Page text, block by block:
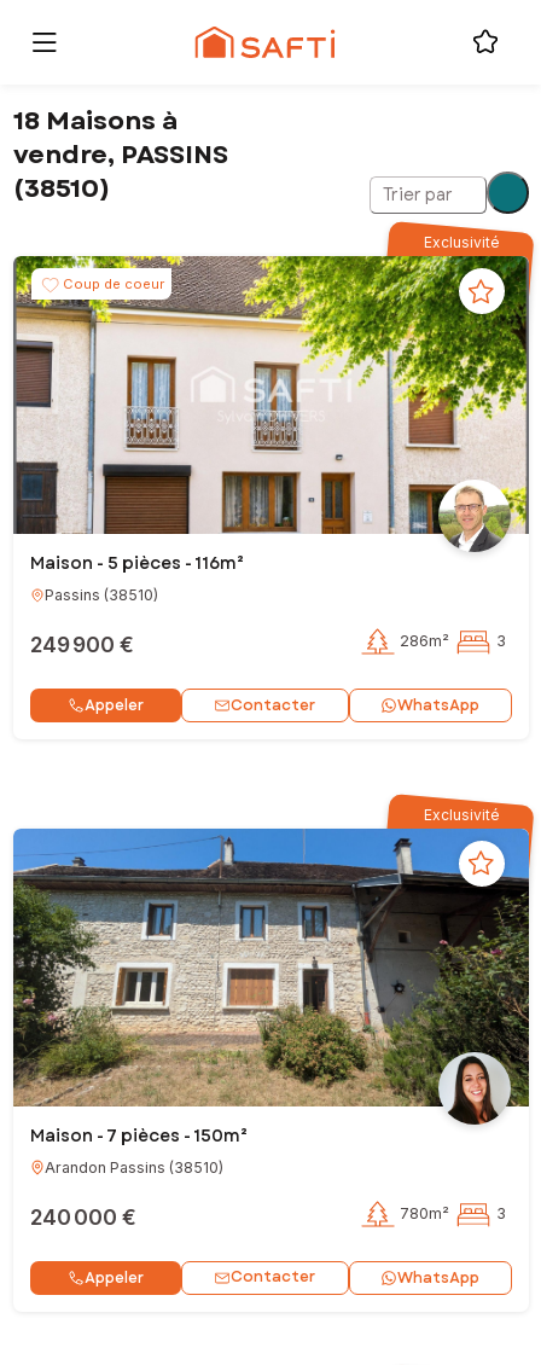
18 Maisons à
vendre, PASSINS
(38510)
Trier par
Exclusivité
Coup de coeur
Maison - 5 pièces - 116m²
Passins (38510)
249 900 € 286m² 3
Appeler Contacter WhatsApp
Exclusivité
Maison - 7 pièces - 150m²
Arandon Passins (38510)
240 000 € 780m² 3
Appeler Contacter WhatsApp